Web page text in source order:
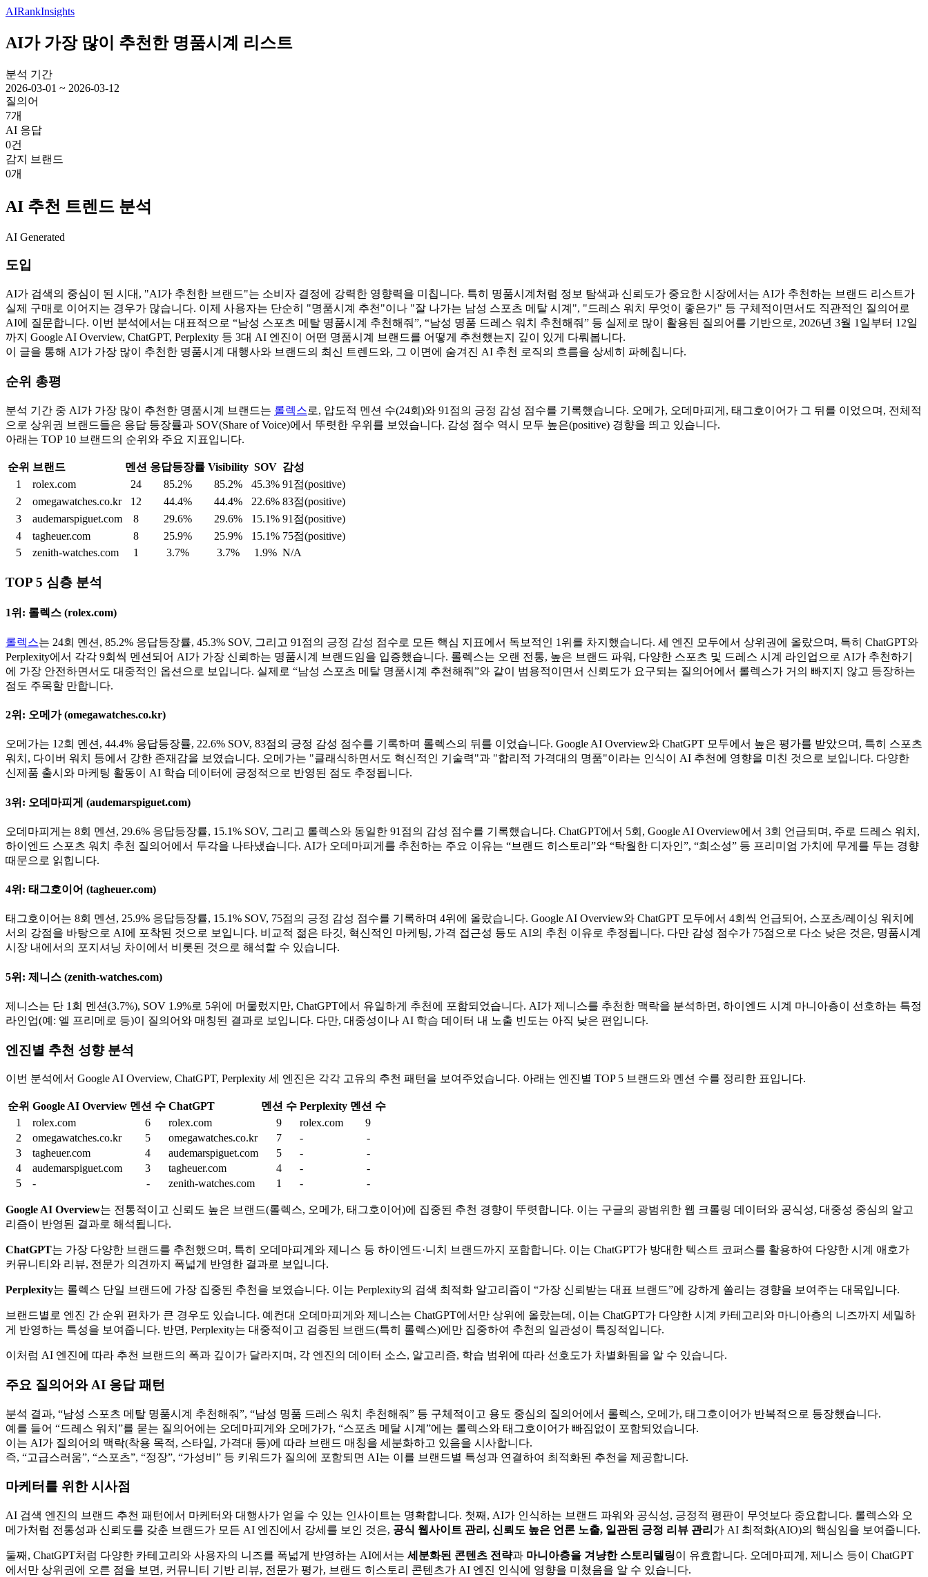
AIRankInsights
AI가 가장 많이 추천한 명품시계 리스트
분석 기간
2026-03-01 ~ 2026-03-12
질의어
7개
AI 응답
0건
감지 브랜드
0개
AI 추천 트렌드 분석
AI Generated
도입
AI가 검색의 중심이 된 시대, "AI가 추천한 브랜드"는 소비자 결정에 강력한 영향력을 미칩니다. 특히 명품시계처럼 정보 탐색과 신뢰도가 중요한 시장에서는 AI가 추천하는 브랜드 리스트가
실제 구매로 이어지는 경우가 많습니다. 이제 사용자는 단순히 "명품시계 추천"이나 "잘 나가는 남성 스포츠 메탈 시계", "드레스 워치 무엇이 좋은가" 등 구체적이면서도 직관적인 질의어로
AI에 질문합니다. 이번 분석에서는 대표적으로 “남성 스포츠 메탈 명품시계 추천해줘”, “남성 명품 드레스 워치 추천해줘” 등 실제로 많이 활용된 질의어를 기반으로, 2026년 3월 1일부터 12일
까지 Google AI Overview, ChatGPT, Perplexity 등 3대 AI 엔진이 어떤 명품시계 브랜드를 어떻게 추천했는지 깊이 있게 다뤄봅니다.
이 글을 통해 AI가 가장 많이 추천한 명품시계 대행사와 브랜드의 최신 트렌드와, 그 이면에 숨겨진 AI 추천 로직의 흐름을 상세히 파헤칩니다.
순위 총평
분석 기간 중 AI가 가장 많이 추천한 명품시계 브랜드는 롤렉스로, 압도적 멘션 수(24회)와 91점의 긍정 감성 점수를 기록했습니다. 오메가, 오데마피게, 태그호이어가 그 뒤를 이었으며, 전체적
으로 상위권 브랜드들은 응답 등장률과 SOV(Share of Voice)에서 뚜렷한 우위를 보였습니다. 감성 점수 역시 모두 높은(positive) 경향을 띄고 있습니다.
아래는 TOP 10 브랜드의 순위와 주요 지표입니다.
순위 브랜드 멘션 응답등장률 Visibility SOV 감성
1
rolex.com 24 85.2% 85.2% 45.3% 91점(positive)
2
omegawatches.co.kr 12 44.4% 44.4% 22.6% 83점(positive)
3
audemarspiguet.com 8 29.6% 29.6% 15.1% 91점(positive)
4
tagheuer.com 8 25.9% 25.9% 15.1% 75점(positive)
5
zenith-watches.com 1 3.7% 3.7% 1.9% N/A
TOP 5 심층 분석
1위: 롤렉스 (rolex.com)
롤렉스는 24회 멘션, 85.2% 응답등장률, 45.3% SOV, 그리고 91점의 긍정 감성 점수로 모든 핵심 지표에서 독보적인 1위를 차지했습니다. 세 엔진 모두에서 상위권에 올랐으며, 특히 ChatGPT와
Perplexity에서 각각 9회씩 멘션되어 AI가 가장 신뢰하는 명품시계 브랜드임을 입증했습니다. 롤렉스는 오랜 전통, 높은 브랜드 파워, 다양한 스포츠 및 드레스 시계 라인업으로 AI가 추천하기
에 가장 안전하면서도 대중적인 옵션으로 보입니다. 실제로 “남성 스포츠 메탈 명품시계 추천해줘”와 같이 범용적이면서 신뢰도가 요구되는 질의어에서 롤렉스가 거의 빠지지 않고 등장하는
점도 주목할 만합니다.
2위: 오메가 (omegawatches.co.kr)
오메가는 12회 멘션, 44.4% 응답등장률, 22.6% SOV, 83점의 긍정 감성 점수를 기록하며 롤렉스의 뒤를 이었습니다. Google AI Overview와 ChatGPT 모두에서 높은 평가를 받았으며, 특히 스포츠
워치, 다이버 워치 등에서 강한 존재감을 보였습니다. 오메가는 "클래식하면서도 혁신적인 기술력"과 "합리적 가격대의 명품"이라는 인식이 AI 추천에 영향을 미친 것으로 보입니다. 다양한
신제품 출시와 마케팅 활동이 AI 학습 데이터에 긍정적으로 반영된 점도 추정됩니다.
3위: 오데마피게 (audemarspiguet.com)
오데마피게는 8회 멘션, 29.6% 응답등장률, 15.1% SOV, 그리고 롤렉스와 동일한 91점의 감성 점수를 기록했습니다. ChatGPT에서 5회, Google AI Overview에서 3회 언급되며, 주로 드레스 워치,
하이엔드 스포츠 워치 추천 질의어에서 두각을 나타냈습니다. AI가 오데마피게를 추천하는 주요 이유는 “브랜드 히스토리”와 “탁월한 디자인”, “희소성” 등 프리미엄 가치에 무게를 두는 경향
때문으로 읽힙니다.
4위: 태그호이어 (tagheuer.com)
태그호이어는 8회 멘션, 25.9% 응답등장률, 15.1% SOV, 75점의 긍정 감성 점수를 기록하며 4위에 올랐습니다. Google AI Overview와 ChatGPT 모두에서 4회씩 언급되어, 스포츠/레이싱 워치에
서의 강점을 바탕으로 AI에 포착된 것으로 보입니다. 비교적 젊은 타깃, 혁신적인 마케팅, 가격 접근성 등도 AI의 추천 이유로 추정됩니다. 다만 감성 점수가 75점으로 다소 낮은 것은, 명품시계
시장 내에서의 포지셔닝 차이에서 비롯된 것으로 해석할 수 있습니다.
5위: 제니스 (zenith-watches.com)
제니스는 단 1회 멘션(3.7%), SOV 1.9%로 5위에 머물렀지만, ChatGPT에서 유일하게 추천에 포함되었습니다. AI가 제니스를 추천한 맥락을 분석하면, 하이엔드 시계 마니아층이 선호하는 특정
라인업(예: 엘 프리메로 등)이 질의어와 매칭된 결과로 보입니다. 다만, 대중성이나 AI 학습 데이터 내 노출 빈도는 아직 낮은 편입니다.
엔진별 추천 성향 분석
이번 분석에서 Google AI Overview, ChatGPT, Perplexity 세 엔진은 각각 고유의 추천 패턴을 보여주었습니다. 아래는 엔진별 TOP 5 브랜드와 멘션 수를 정리한 표입니다.
순위 Google AI Overview 멘션 수 ChatGPT 멘션 수 Perplexity 멘션 수
1
rolex.com 6 rolex.com 9 rolex.com
9
2
omegawatches.co.kr 5 omegawatches.co.kr 7 -
-
3
tagheuer.com 4 audemarspiguet.com 5 -
-
4
audemarspiguet.com 3 tagheuer.com 4 -
-
5
- - zenith-watches.com 1 - -
Google AI Overview는 전통적이고 신뢰도 높은 브랜드(롤렉스, 오메가, 태그호이어)에 집중된 추천 경향이 뚜렷합니다. 이는 구글의 광범위한 웹 크롤링 데이터와 공식성, 대중성 중심의 알고
리즘이 반영된 결과로 해석됩니다.
ChatGPT는 가장 다양한 브랜드를 추천했으며, 특히 오데마피게와 제니스 등 하이엔드·니치 브랜드까지 포함합니다. 이는 ChatGPT가 방대한 텍스트 코퍼스를 활용하여 다양한 시계 애호가
커뮤니티와 리뷰, 전문가 의견까지 폭넓게 반영한 결과로 보입니다.
Perplexity는 롤렉스 단일 브랜드에 가장 집중된 추천을 보였습니다. 이는 Perplexity의 검색 최적화 알고리즘이 “가장 신뢰받는 대표 브랜드”에 강하게 쏠리는 경향을 보여주는 대목입니다.
브랜드별로 엔진 간 순위 편차가 큰 경우도 있습니다. 예컨대 오데마피게와 제니스는 ChatGPT에서만 상위에 올랐는데, 이는 ChatGPT가 다양한 시계 카테고리와 마니아층의 니즈까지 세밀하
게 반영하는 특성을 보여줍니다. 반면, Perplexity는 대중적이고 검증된 브랜드(특히 롤렉스)에만 집중하여 추천의 일관성이 특징적입니다.
이처럼 AI 엔진에 따라 추천 브랜드의 폭과 깊이가 달라지며, 각 엔진의 데이터 소스, 알고리즘, 학습 범위에 따라 선호도가 차별화됨을 알 수 있습니다.
주요 질의어와 AI 응답 패턴
분석 결과, “남성 스포츠 메탈 명품시계 추천해줘”, “남성 명품 드레스 워치 추천해줘” 등 구체적이고 용도 중심의 질의어에서 롤렉스, 오메가, 태그호이어가 반복적으로 등장했습니다.
예를 들어 “드레스 워치”를 묻는 질의어에는 오데마피게와 오메가가, “스포츠 메탈 시계”에는 롤렉스와 태그호이어가 빠짐없이 포함되었습니다.
이는 AI가 질의어의 맥락(착용 목적, 스타일, 가격대 등)에 따라 브랜드 매칭을 세분화하고 있음을 시사합니다.
즉, “고급스러움”, “스포츠”, “정장”, “가성비” 등 키워드가 질의에 포함되면 AI는 이를 브랜드별 특성과 연결하여 최적화된 추천을 제공합니다.
마케터를 위한 시사점
AI 검색 엔진의 브랜드 추천 패턴에서 마케터와 대행사가 얻을 수 있는 인사이트는 명확합니다. 첫째, AI가 인식하는 브랜드 파워와 공식성, 긍정적 평판이 무엇보다 중요합니다. 롤렉스와 오
메가처럼 전통성과 신뢰도를 갖춘 브랜드가 모든 AI 엔진에서 강세를 보인 것은, 공식 웹사이트 관리, 신뢰도 높은 언론 노출, 일관된 긍정 리뷰 관리 가 AI 최적화(AIO)의 핵심임을 보여줍니다.
둘째, ChatGPT처럼 다양한 카테고리와 사용자의 니즈를 폭넓게 반영하는 AI에서는 세분화된 콘텐츠 전략과 마니아층을 겨냥한 스토리텔링이 유효합니다. 오데마피게, 제니스 등이 ChatGPT
에서만 상위권에 오른 점을 보면, 커뮤니티 기반 리뷰, 전문가 평가, 브랜드 히스토리 콘텐츠가 AI 엔진 인식에 영향을 미쳤음을 알 수 있습니다.